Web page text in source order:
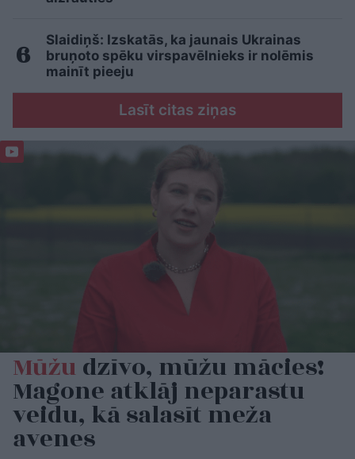
Slaidiņš: Izskatās, ka jaunais Ukrainas
bruņoto spēku virspavēlnieks ir nolēmis
mainīt pieeju
Lasīt citas ziņas
Mūžudzīvo, mūžu mācies!
Magone atklāj neparastu
veidu, kā salasīt meža
avenes